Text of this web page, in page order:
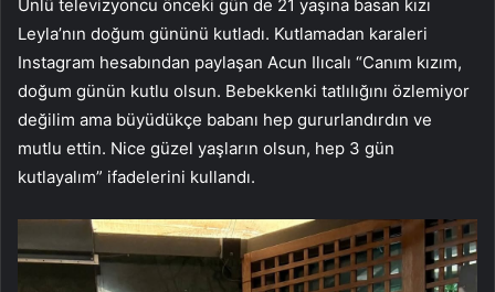
Ünlü televizyoncu önceki gün de 21 yaşına basan kızı
Leyla’nın doğum gününü kutladı. Kutlamadan karaleri
Instagram hesabından paylaşan Acun Ilıcalı “Canım kızım,
doğum günün kutlu olsun. Bebekkenki tatlılığını özlemiyor
değilim ama büyüdükçe babanı hep gururlandırdın ve
mutlu ettin. Nice güzel yaşların olsun, hep 3 gün
kutlayalım” ifadelerini kullandı.